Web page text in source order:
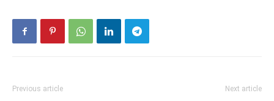
Previous article Next article